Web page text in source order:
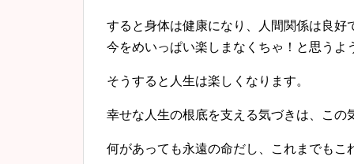
すると身体は健康になり、人間関係は良好
今をめいっぱい楽しまなくちゃ！ と思うよ
そうすると人生は楽しくなります。
幸せな人生の根底を支える気づきは、この
何があっても永遠の命だし、
これまでもこ